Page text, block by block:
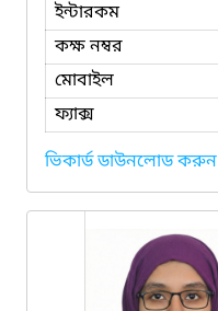
ইন্টারকম
কক্ষ নম্বর
মোবাইল
ফ্যাক্স
ভিকার্ড ডাউনলোড করুন